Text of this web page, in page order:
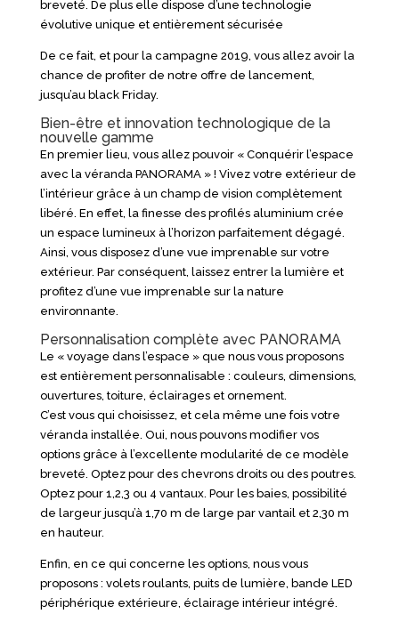
breveté. De plus elle dispose d’une technologie
évolutive unique et entièrement sécurisée
De ce fait, et pour la campagne 2019, vous allez avoir la
chance de profiter de notre offre de lancement,
jusqu’au black Friday.
Bien-être et innovation technologique de la
nouvelle gamme
En premier lieu, vous allez pouvoir « Conquérir l’espace
avec la véranda PANORAMA » ! Vivez votre extérieur de
l’intérieur grâce à un champ de vision complètement
libéré. En effet, la finesse des profilés aluminium crée
un espace lumineux à l’horizon parfaitement dégagé.
Ainsi, vous disposez d’une vue imprenable sur votre
extérieur. Par conséquent, laissez entrer la lumière et
profitez d’une vue imprenable sur la nature
environnante.
Personnalisation complète avec PANORAMA
Le « voyage dans l’espace » que nous vous proposons
est entièrement personnalisable : couleurs, dimensions,
ouvertures, toiture, éclairages et ornement.
C’est vous qui choisissez, et cela même une fois votre
véranda installée. Oui, nous pouvons modifier vos
options grâce à l’excellente modularité de ce modèle
breveté. Optez pour des chevrons droits ou des poutres.
Optez pour 1,2,3 ou 4 vantaux. Pour les baies, possibilité
de largeur jusqu’à 1,70 m de large par vantail et 2,30 m
en hauteur.
Enfin, en ce qui concerne les options, nous vous
proposons : volets roulants, puits de lumière, bande LED
périphérique extérieure, éclairage intérieur intégré.